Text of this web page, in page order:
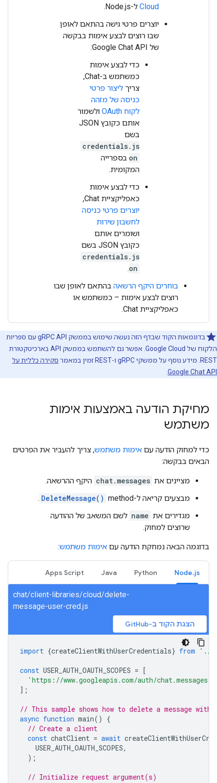
Cloud ל-Node.js.
יוצרים פרטי גישה בהתאם לאופן
שבו רוצים לבצע אימות בבקשה
של Google Chat API:
כדי לבצע אימות
כמשתמש ב-Chat,
צריך ליצור פרטי
כניסה של מזהה
לקוח OAuth
ולשמור
אותם כקובץ JSON
בשם
credentials.js
on בספרייה
המקומית.
כדי לבצע אימות
כאפליקציית Chat,
יוצרים פרטי כניסה
לחשבון שירות
ושומרים אותם
כקובץ JSON בשם
credentials.js
on
.
בוחרים היקף הרשאה בהתאם לאופן שבו
רוצים לבצע אימות – כמשתמש או
כאפליקציית Chat.
בדוגמאות הקוד שבדף הזה נעשה שימוש בממשק gRPC API עם ספריות
הלקוח של Google Cloud. אפשר גם להשתמש בממשק API בארכיטקטורת
REST. מידע נוסף על ממשקי gRPC ו-REST זמין במאמר
סקירה כללית על
Google Chat API
מחיקת הודעה באמצעות אימות
משתמש
כדי למחוק הודעה עם אימות משתמש, צריך להעביר את הפרטים
הבאים בבקשה:
מציינים את chat.messages היקף ההרשאה.
מבצעים קריאה ל-method‏
DeleteMessage()
.
מגדירים את name לשם המשאב של ההודעה
שרוצים למחוק.
בדוגמה הבאה נמחקת הודעה עם אימות משתמש:
Node.js
Python
Java
Apps Script
chat/client-libraries/cloud/delete-
message-user-cred.js
הצגת הקוד ב-GitHub
import {createClientWithUserCredentials} from './
const USER_AUTH_OAUTH_SCOPES = [
'https://www.googleapis.com/auth/chat.messages'
];
// This sample shows how to delete a message
async function main()
{
// Create a client
const chatClient = await
USER_AUTH_OAUTH_SCOPES,
);
// Initialize request argument(s)